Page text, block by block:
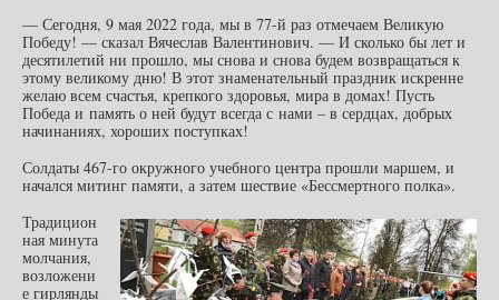
— Сегодня, 9 мая 2022 года, мы в 77-й раз отмечаем Великую
Победу! — сказал Вячеслав Валентинович. — И сколько бы лет и
десятилетий ни прошло, мы снова и снова будем возвращаться к
этому великому дню! В этот знаменательный праздник искренне
желаю всем счастья, крепкого здоровья, мира в домах! Пусть
Победа и память о ней будут всегда с нами – в сердцах, добрых
начинаниях, хороших поступках!
Солдаты 467-го окружного учебного центра прошли маршем, и
начался митинг памяти, а затем шествие «Бессмертного полка».
Традицион
ная минута
молчания,
возложени
е гирлянды